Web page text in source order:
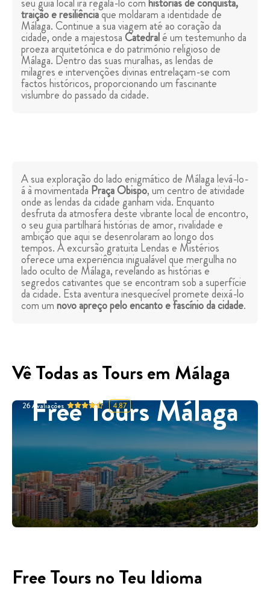
traição e resiliênciaque moldaram a identidade de
Málaga. Continue a sua viagem até ao coração da
cidade, onde a majestosaCatedralé um testemunho da
proeza arquitetónica e do património religioso de
Málaga. Dentro das suas muralhas, as lendas de
milagres e intervenções divinas entrelaçam-se com
factos históricos, proporcionando um fascinante
vislumbre do passado da cidade.
A sua exploração do lado enigmático de Málaga levá-lo-
á à movimentada Praça Obispo, um centro de atividade
onde as lendas da cidade ganham vida. Enquanto
desfruta da atmosfera deste vibrante local de encontro,
o seu guia partilhará histórias de amor, rivalidade e
ambição que aqui se desenrolaram ao longo dos
tempos. A excursão gratuita Lendas e Mistérios
oferece uma experiência inigualável que mergulha no
lado oculto de Málaga, revelando as histórias e
segredos cativantes que se encontram sob a superfície
da cidade. Esta aventura inesquecível promete deixá-lo
com umnovo apreço pelo encanto e fascínio da cidade.
Vê Todas as Tours em Málaga
Free Tours Málaga
26Avaliações 4.87
Free Tours no Teu Idioma